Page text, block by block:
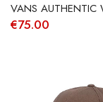
VANS AUTHENTIC
€75.00